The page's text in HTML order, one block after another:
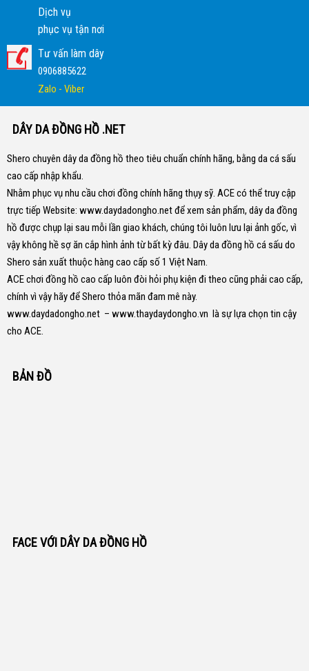
Dịch vụ
phục vụ tận nơi
Tư vấn làm dây
0906885622
Zalo - Viber
DÂY DA ĐỒNG HỒ .NET
Shero chuyên dây da đồng hồ theo tiêu chuẩn chính hãng, bằng da cá sấu
cao cấp nhập khẩu.
Nhằm phục vụ nhu cầu chơi đồng chính hãng thụy sỹ. ACE có thể truy cập
trực tiếp Website: www.daydadongho.netđể xem sản phẩm, dây da đồng
hồ được chụp lại sau mỗi lần giao khách, chúng tôi luôn lưu lại ảnh gốc, vì
vậy không hề sợ ăn cắp hình ảnh từ bất kỳ đâu. Dây da đồng hồ cá sấu do
Shero sản xuất thuộc hàng cao cấp số 1 Việt Nam.
ACE chơi đồng hồ cao cấp luôn đòi hỏi phụ kiện đi theo cũng phải cao cấp,
chính vì vậy hãy để Shero thỏa mãn đam mê này.
www.daydadongho.net – www.thaydaydongho.vn là sự lựa chọn tin cậy
cho ACE.
BẢN ĐỒ
FACE VỚI DÂY DA ĐỒNG HỒ